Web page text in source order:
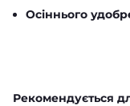
Осіннього
Рекомендується